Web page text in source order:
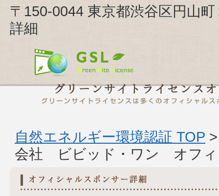
〒150-0044 東京都渋谷区円山
詳細
自然エネルギー環境認証 TOP
会社 ビビッド・ワン オフィ